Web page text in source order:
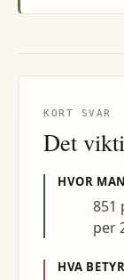
KORT SVAR
Det
HVOR
851
per
HVA BETYR